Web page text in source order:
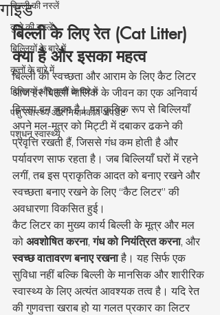
बिल्ली की नस्लें
कुत्ते की नस्लें
बिल्लियों के बारे में
कुत्तों के बारे में
बिल्लियों और कुत्तों के बारे में
पशु स्वास्थ्य और नियामकीय अपडेट
पशुधन स्वास्थ्य
गाइड
बिल्ली के लिए रेत (Cat Litter)
क्या है और इसका महत्व
बिल्ली की स्वच्छता और आराम के लिए कैट लिटर
आज हर बिल्ली मालिक के जीवन का एक अनिवार्य
हिस्सा बन चुका है। प्राकृतिक रूप से बिल्लियाँ
अपने मल-मूत्र को मिट्टी में दबाकर ढकने की
प्रवृत्ति रखती हैं, जिससे गंध कम होती है और
पर्यावरण साफ रहता है। जब बिल्लियाँ घरों में रहने
लगीं, तब इस प्राकृतिक आदत को बनाए रखने और
स्वच्छता बनाए रखने के लिए “कैट लिटर” की
अवधारणा विकसित हुई।
कैट लिटर का मुख्य कार्य बिल्ली के मूत्र और मल
को अवशोषित करना, गंध को नियंत्रित करना, और
स्वच्छ वातावरण बनाए रखना है। यह सिर्फ एक
सुविधा नहीं बल्कि बिल्ली के मानसिक और शारीरिक
स्वास्थ्य के लिए अत्यंत आवश्यक तत्व है। यदि रेत
की गुणवत्ता खराब हो या गलत प्रकार का लिटर